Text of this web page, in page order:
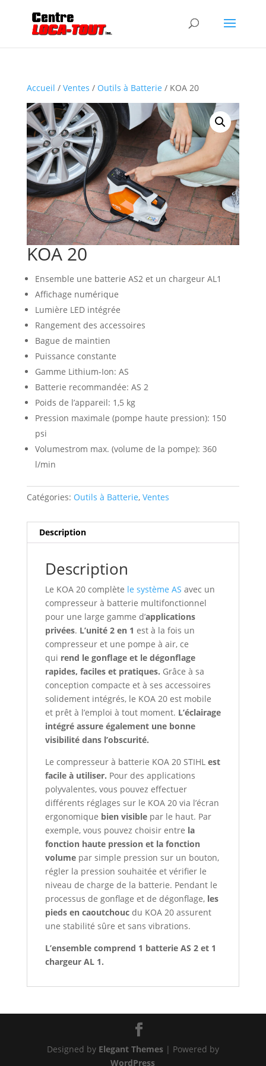
Accueil / Ventes / Outils à Batterie / KOA 20
KOA 20
Ensemble une batterie AS2 et un chargeur AL1
Affichage numérique
Lumière LED intégrée
Rangement des accessoires
Bague de maintien
Puissance constante
Gamme Lithium-Ion: AS
Batterie recommandée: AS 2
Poids de l’appareil: 1,5 kg
Pression maximale (pompe haute pression): 150
psi
Volumestrom max. (volume de la pompe): 360
l/min
Catégories: Outils à Batterie, Ventes
Description
Description
Le KOA 20 complète le système AS avec un
compresseur à batterie multifonctionnel
pour une large gamme d’applications
privées. L’unité 2 en 1 est à la fois un
compresseur et une pompe à air, ce
qui rend le gonflage et le dégonflage
rapides, faciles et pratiques. Grâce à sa
conception compacte et à ses accessoires
solidement intégrés, le KOA 20 est mobile
et prêt à l’emploi à tout moment. L’éclairage
intégré assure également une bonne
visibilité dans l’obscurité.
Le compresseur à batterie KOA 20 STIHLest
facile à utiliser. Pour des applications
polyvalentes, vous pouvez effectuer
différents réglages sur le KOA 20 via l’écran
ergonomique bien visiblepar le haut. Par
exemple, vous pouvez choisir entre la
fonction haute pression et la fonction
volumepar simple pression sur un bouton,
régler la pression souhaitée et vérifier le
niveau de charge de la batterie. Pendant le
processus de gonflage et de dégonflage, les
pieds en caoutchoucdu KOA 20 assurent
une stabilité sûre et sans vibrations.
L’ensemble comprend 1 batterie AS 2 et 1
chargeur AL 1.
Designed by Elegant Themes| Powered by
WordPress